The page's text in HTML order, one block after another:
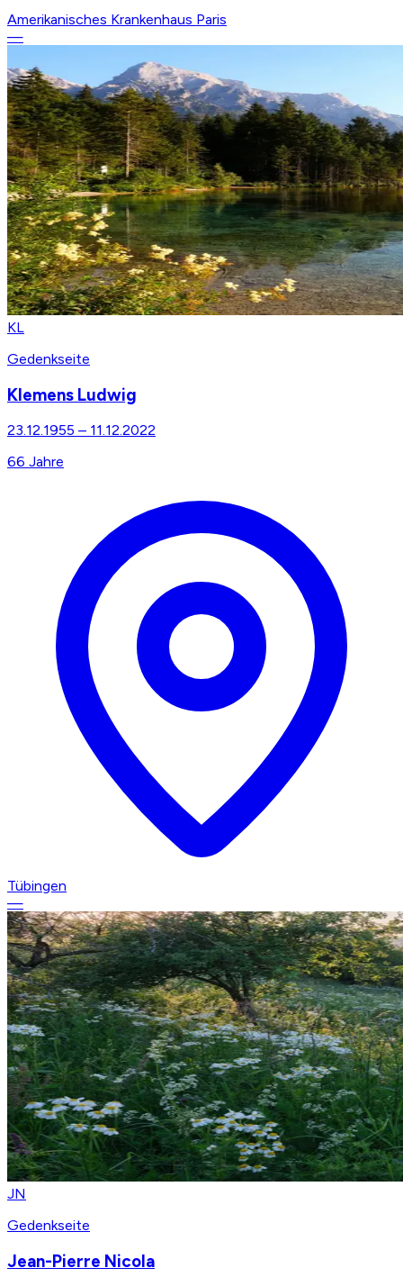
Amerikanisches Krankenhaus Paris
—
KL
Gedenkseite
Klemens Ludwig
23.12.1955 – 11.12.2022
66 Jahre
Tübingen
—
JN
Gedenkseite
Jean-Pierre Nicola